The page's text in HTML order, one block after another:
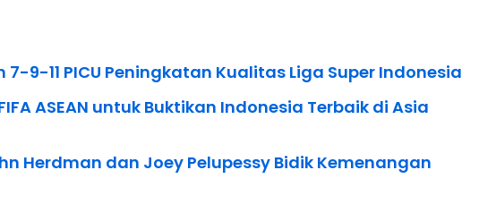
9-11 PICU Peningkatan Kualitas Liga Super Indonesia
ASEAN untuk Buktikan Indonesia Terbaik di Asia
Herdman dan Joey Pelupessy Bidik Kemenangan